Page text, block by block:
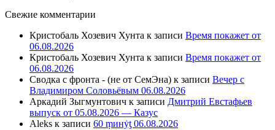
Свежие комментарии
Кристобаль Хозевич Хунта к записи Время покажет от
06.08.2026
Кристобаль Хозевич Хунта к записи Время покажет от
06.08.2026
Сводка с фронта - (не от СемЭна) к записи Вечер с
Владимиром Соловьёвым 06.08.2026
Аркадий Зыгмунтович к записи Дмитрий Евстафьев
выпуск от 05.08.2026 — Казус
Aleks к записи 60 ṃинẏƫ 06.08.2026